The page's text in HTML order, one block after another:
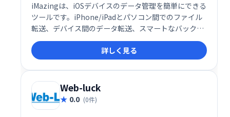
iMazingは、iOSデバイスのデータ管理を簡単にできる
ツールです。iPhone/iPadとパソコン間でのファイル
転送、デバイス間のデータ転送、スマートなバックア
ップ作成・復元、iTunesバックアップファイルからの
データ抽出などが可能です。必要なデータだけを選択
的に操作でき、iOSデバイスのデータを効率的に管理
できます。
詳しく見る
Web-luck
0.0 (0件)